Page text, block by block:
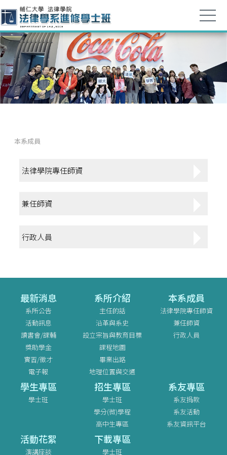
本系成員
法律學院專任師資
兼任師資
行政人員
最新消息
系所公告
活動訊息
讀書會/課輔
獎助學金
實習/徵才
電子報
系所介紹
主任的話
沿革與系史
設立宗旨與教育目標
課程地圖
畢業出路
地理位置與交通
本系成員
法律學院專任師資
兼任師資
行政人員
學生專區
學士班
招生專區
學士班
學分(微)學程
高中生專區
系友專區
系友捐款
系友活動
系友資訊平台
活動花絮
演講座談
下載專區
學士班